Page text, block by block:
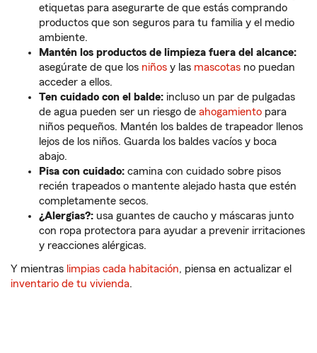
etiquetas para asegurarte de que estás comprando
productos que son seguros para tu familia y el medio
ambiente.
Mantén los productos de limpieza fuera del alcance:
asegúrate de que los niños y las mascotas no puedan
acceder a ellos.
Ten cuidado con el balde: incluso un par de pulgadas
de agua pueden ser un riesgo de ahogamiento para
niños pequeños. Mantén los baldes de trapeador llenos
lejos de los niños. Guarda los baldes vacíos y boca
abajo.
Pisa con cuidado: camina con cuidado sobre pisos
recién trapeados o mantente alejado hasta que estén
completamente secos.
¿Alergias?: usa guantes de caucho y máscaras junto
con ropa protectora para ayudar a prevenir irritaciones
y reacciones alérgicas.
Y mientras limpias cada habitación, piensa en actualizar el
inventario de tu vivienda.